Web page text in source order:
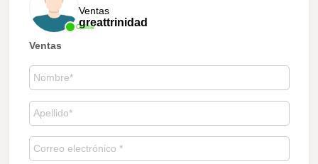
Online
Ventas
greattrinidad
Ventas